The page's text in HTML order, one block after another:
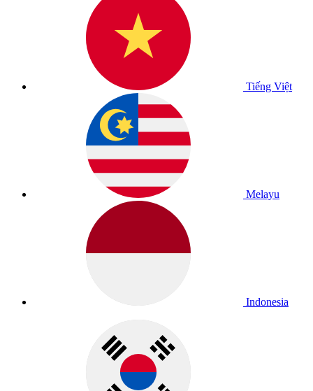
Tiếng Việt
Melayu
Indonesia